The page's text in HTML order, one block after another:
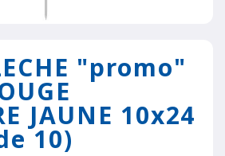
"promo"
JAUNE 10x24
10)